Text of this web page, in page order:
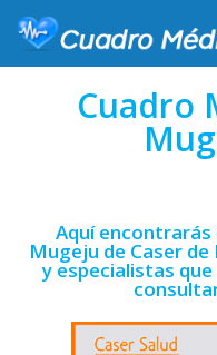
Cuadro
Aquí encontrarás
Mugeju de Caser
y especialistas